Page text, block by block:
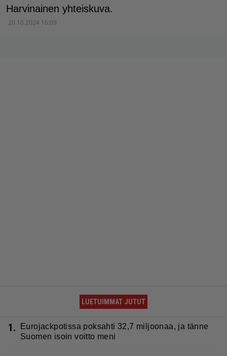
Harvinainen yhteiskuva.
20.10.2024 16:09
LUETUIMMAT JUTUT
1.
Eurojackpotissa poksahti 32,7 miljoonaa, ja tänne
Suomen isoin voitto meni